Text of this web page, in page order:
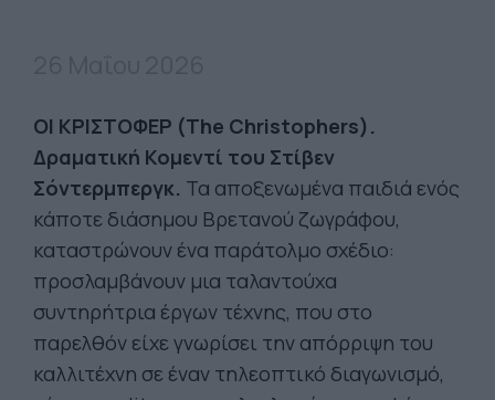
ΟΙ ΚΡΙΣΤΟΦΕΡ (The Christophers).
Δραματική Κομεντί του Στίβεν
Σόντερμπεργκ. Τα αποξενωμένα παιδιά ενός
κάποτε διάσημου Βρετανού ζωγράφου,
καταστρώνουν ένα παράτολμο σχέδιο:
προσλαμβάνουν μια ταλαντούχα
συντηρήτρια έργων τέχνης, που στο
παρελθόν είχε γνωρίσει την απόρριψη του
καλλιτέχνη σε έναν τηλεοπτικό διαγωνισμό,